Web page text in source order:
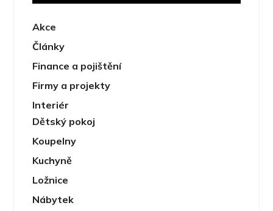
Akce
Články
Finance a pojištění
Firmy a projekty
Interiér
Dětský pokoj
Koupelny
Kuchyně
Ložnice
Nábytek